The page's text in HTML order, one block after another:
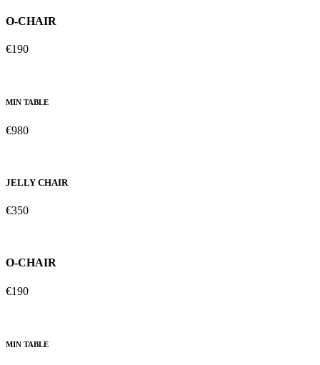
O-CHAIR
€190
MIN TABLE
€980
JELLY CHAIR
€350
O-CHAIR
€190
MIN TABLE